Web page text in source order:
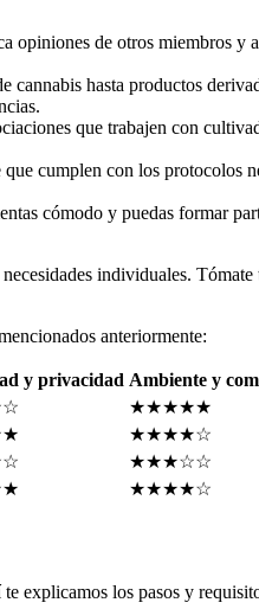
opiniones de otros miembros y
cannabis hasta productos
que trabajen con
cumplen con los protocolos
cómodo y puedas formar
individuales.
anteriormente:
y privacidad Ambiente y
★★★★★
★★★★☆
★★★☆☆
★★★★☆
explicamos los pasos y